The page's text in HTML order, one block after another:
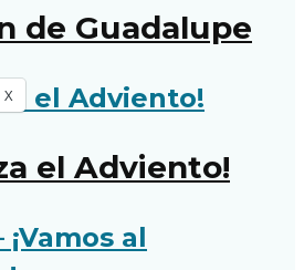
de Guadalupe
el Adviento!
X